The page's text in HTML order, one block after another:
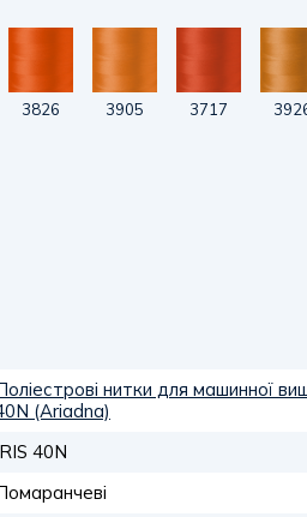
3826 3905 3717
нитки для машинної
(Ariadna)
40N